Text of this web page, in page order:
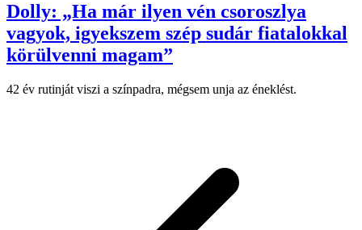
Dolly: „Ha már ilyen vén csoroszlya
vagyok, igyekszem szép sudár fiatalokkal
körülvenni magam”
42 év rutinját viszi a színpadra, mégsem unja az éneklést.